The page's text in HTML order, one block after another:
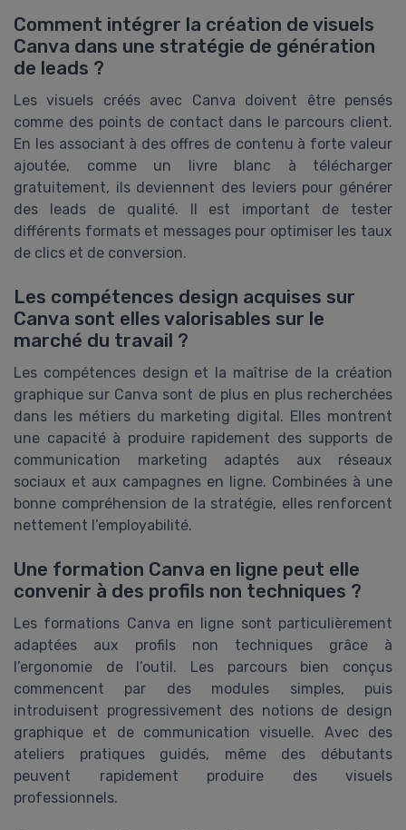
Comment intégrer la création de visuels
Canva dans une stratégie de génération
de leads ?
Les visuels créés avec Canva doivent être pensés
comme des points de contact dans le parcours client.
En les associant à des offres de contenu à forte valeur
ajoutée, comme un livre blanc à télécharger
gratuitement, ils deviennent des leviers pour générer
des leads de qualité. Il est important de tester
différents formats et messages pour optimiser les taux
de clics et de conversion.
Les compétences design acquises sur
Canva sont elles valorisables sur le
marché du travail ?
Les compétences design et la maîtrise de la création
graphique sur Canva sont de plus en plus recherchées
dans les métiers du marketing digital. Elles montrent
une capacité à produire rapidement des supports de
communication marketing adaptés aux réseaux
sociaux et aux campagnes en ligne. Combinées à une
bonne compréhension de la stratégie, elles renforcent
nettement l’employabilité.
Une formation Canva en ligne peut elle
convenir à des profils non techniques ?
Les formations Canva en ligne sont particulièrement
adaptées aux profils non techniques grâce à
l’ergonomie de l’outil. Les parcours bien conçus
commencent par des modules simples, puis
introduisent progressivement des notions de design
graphique et de communication visuelle. Avec des
ateliers pratiques guidés, même des débutants
peuvent rapidement produire des visuels
professionnels.